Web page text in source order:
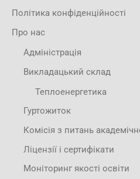
Політика конфіденційності
Про нас
Адміністрація
Викладацький склад
Теплоенергетика
Гуртожиток
Комісія з питань
Ліцензії і сертифікати
Моніторинг якості освіти